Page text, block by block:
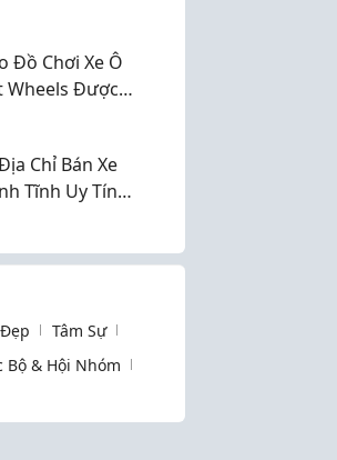
Đồ Chơi Xe Ô
Wheels Được
Chỉ Bán Xe
Tĩnh Uy Tín
Tâm Sự
Bộ & Hội Nhóm